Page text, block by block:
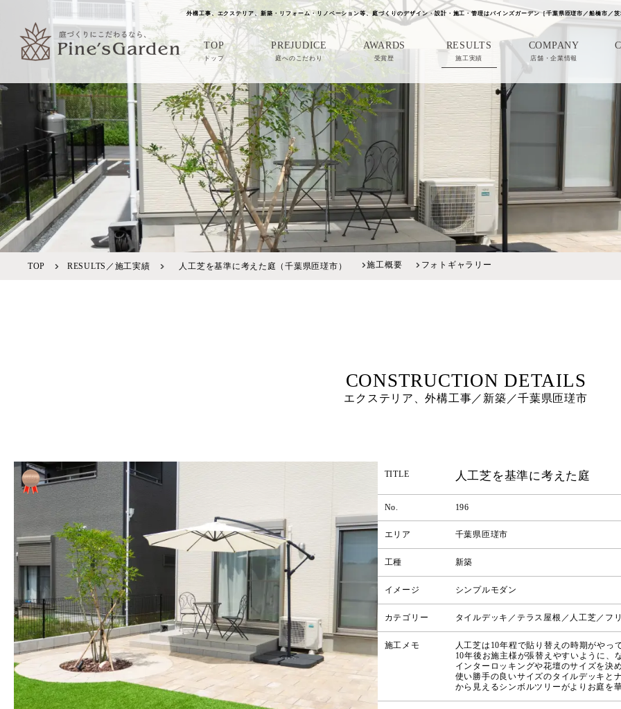
外構工事、エクステリア、新築・リフォーム・リノベーション等、庭づくりのデザイン・設計・施工・管理はパインズガーデン［千葉県匝瑳市／船橋市／茨
TOP
トップ
PREJUDICE
庭へのこだわり
AWARDS
受賞歴
RESULTS
施工実績
COMPANY
店舗・企業情報
TOP RESULTS／施工実績 人工芝を基準に考えた庭（千葉県匝瑳市） 施工概要 フォトギャラリー
エクステリア、外構工事／新築／千葉県匝瑳市
TITLE 人工芝を基準に考えた庭
No. 196
エリア 千葉県匝瑳市
工種 新築
イメージ シンプルモダン
カテゴリー タイルデッキ／テラス屋根／人工芝／フ
施工メモ
人工芝は10年程で貼り替えの時期がやっ
10年後お施主様が張替えやすいように、
インターロッキングや花壇のサイズを決
使い勝手の良いサイズのタイルデッキと
から見えるシンボルツリーがよりお庭を